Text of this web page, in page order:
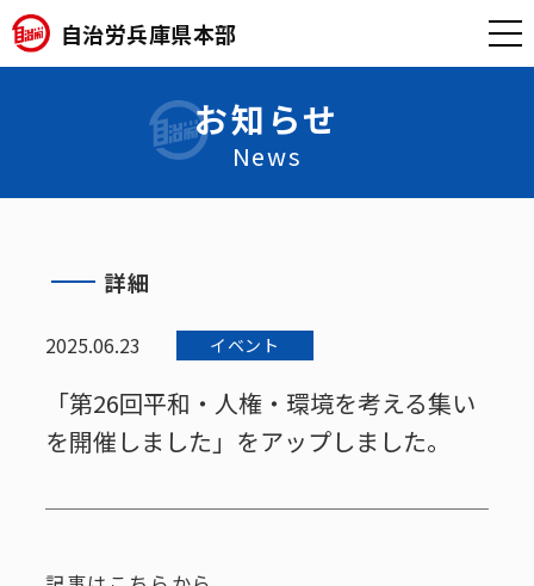
自治労兵庫県本部
お知らせ
News
詳細
2025.06.23 イベント
「第26回平和・人権・環境を考える集い
を開催しました」をアップしました。